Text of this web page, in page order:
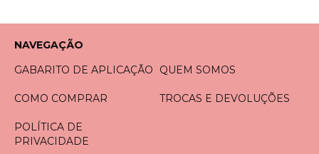
NAVEGAÇÃO
GABARITO DE APLICAÇÃO
QUEM SOMOS
COMO COMPRAR TROCAS E DEVOLUÇÕES
POLÍTICA DE
PRIVACIDADE